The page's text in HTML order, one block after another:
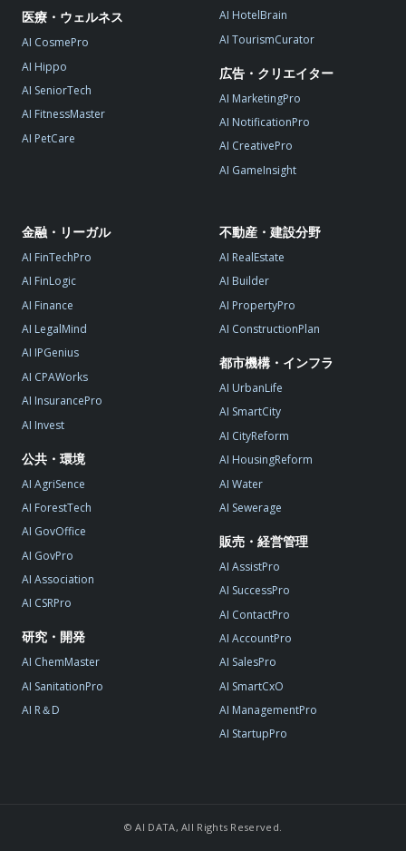
医療・ウェルネス
AI CosmePro
AI Hippo
AI SeniorTech
AI FitnessMaster
AI PetCare
AI HotelBrain
AI TourismCurator
広告・クリエイター
AI MarketingPro
AI NotificationPro
AI CreativePro
AI GameInsight
金融・リーガル
AI FinTechPro
AI FinLogic
AI Finance
AI LegalMind
AI IPGenius
AI CPAWorks
AI InsurancePro
AI Invest
公共・環境
AI AgriSence
AI ForestTech
AI GovOffice
AI GovPro
AI Association
AI CSRPro
研究・開発
AI ChemMaster
AI SanitationPro
AI R＆D
不動産・建設分野
AI RealEstate
AI Builder
AI PropertyPro
AI ConstructionPlan
都市機構・インフラ
AI UrbanLife
AI SmartCity
AI CityReform
AI HousingReform
AI Water
AI Sewerage
販売・経営管理
AI AssistPro
AI SuccessPro
AI ContactPro
AI AccountPro
AI SalesPro
AI SmartCxO
AI ManagementPro
AI StartupPro
© AI DATA, All Rights Reserved.